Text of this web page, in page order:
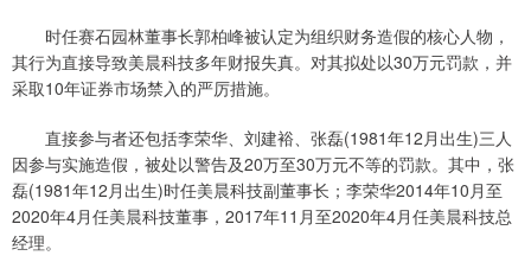
时任赛石园林董事长郭柏峰被认定为组织财务造假的核心人物，
其行为直接导致美晨科技多年财报失真。对其拟处以30万元罚款，并
采取10年证券市场禁入的严厉措施。
直接参与者还包括李荣华、刘建裕、张磊(1981年12月出生)三人
因参与实施造假，被处以警告及20万至30万元不等的罚款。其中，张
磊(1981年12月出生)时任美晨科技副董事长；李荣华2014年10月至
2020年4月任美晨科技董事，2017年11月至2020年4月任美晨科技总
经理。